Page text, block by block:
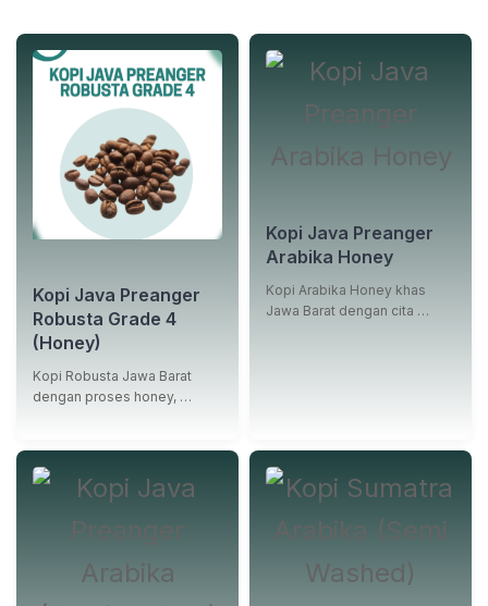
Kopi Java Preanger
Robusta Grade 4
(Honey)
Kopi Robusta Jawa Barat
dengan proses honey, …
Kopi Java Preanger
Arabika Honey
Kopi Arabika Honey khas
Jawa Barat dengan cita …